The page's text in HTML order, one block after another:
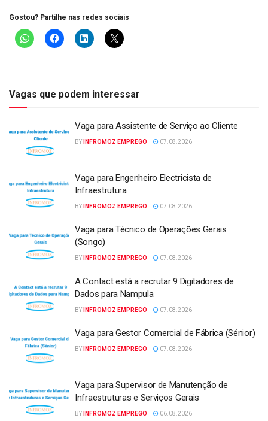
Gostou? Partilhe nas redes sociais
Vagas que podem interessar
Vaga para Assistente de Serviço ao Cliente
BY INFROMOZ EMPREGO 07.08.2026
Vaga para Engenheiro Electricista de
Infraestrutura
BY INFROMOZ EMPREGO 07.08.2026
Vaga para Técnico de Operações Gerais
(Songo)
BY INFROMOZ EMPREGO 07.08.2026
A Contact está a recrutar 9 Digitadores de
Dados para Nampula
BY INFROMOZ EMPREGO 07.08.2026
Vaga para Gestor Comercial de Fábrica (Sénior)
BY INFROMOZ EMPREGO 07.08.2026
Vaga para Supervisor de Manutenção de
Infraestruturas e Serviços Gerais
BY INFROMOZ EMPREGO 06.08.2026